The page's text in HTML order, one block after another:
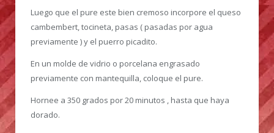
Luego que el pure este bien cremoso incorpore el queso
cambembert, tocineta, pasas ( pasadas por agua
previamente ) y el puerro picadito.
En un molde de vidrio o porcelana engrasado
previamente con mantequilla, coloque el pure.
Hornee a 350 grados por 20 minutos , hasta que haya
dorado.